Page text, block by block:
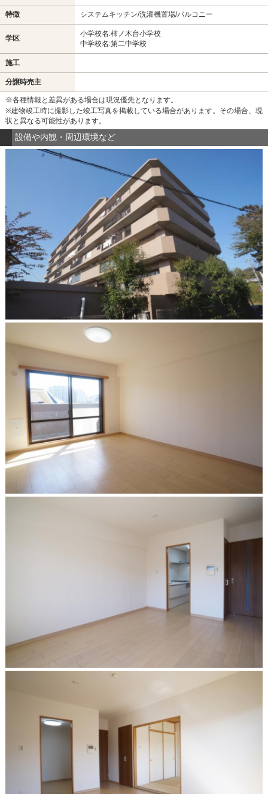
特徴 システムキッチン/洗濯機置場/バルコニー
学区
小学校名:柿ノ木台小学校
中学校名:第二中学校
施工
分譲時売主
※各種情報と差異がある場合は現況優先となります。
※建物竣工時に撮影した竣工写真を掲載している場合があります。その場合、現
状と異なる可能性があります。
設備や内観・周辺環境など